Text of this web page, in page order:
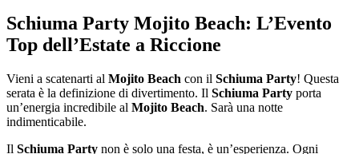
Schiuma Party Mojito Beach: L’Evento
Top dell’Estate a Riccione
Vieni a scatenarti al Mojito Beach con il Schiuma Party! Questa
serata è la definizione di divertimento. Il Schiuma Party porta
un’energia incredibile al Mojito Beach. Sarà una notte
indimenticabile.
Il Schiuma Party non è solo una festa, è un’esperienza. Ogni